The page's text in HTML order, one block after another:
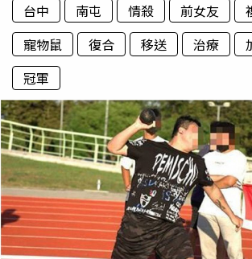
台中 南屯 情殺 前女友
寵物鼠
復合 移送 治療
冠軍